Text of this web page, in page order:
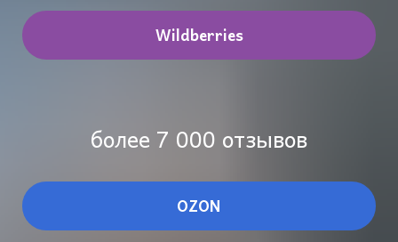
Wildberries
более 7 000 отзывов
OZON